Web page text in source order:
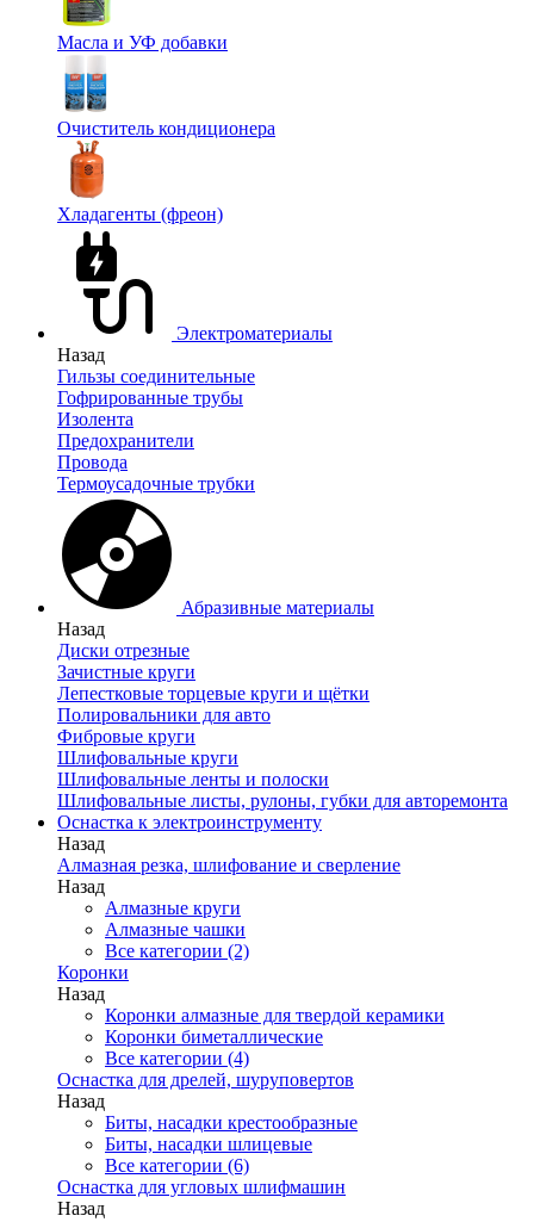
Масла и УФ добавки
Очиститель кондиционера
Хладагенты (фреон)
Электроматериалы
Назад
Гильзы соединительные
Гофрированные трубы
Изолента
Предохранители
Провода
Термоусадочные трубки
Абразивные материалы
Назад
Диски отрезные
Зачистные круги
Лепестковые торцевые круги и щётки
Полировальники для авто
Фибровые круги
Шлифовальные круги
Шлифовальные ленты и полоски
Шлифовальные листы, рулоны, губки для авторемонта
Оснастка к электроинструменту
Назад
Алмазная резка, шлифование и сверление
Назад
Алмазные круги
Алмазные чашки
Все категории (2)
Коронки
Назад
Коронки алмазные для твердой керамики
Коронки биметаллические
Все категории (4)
Оснастка для дрелей, шуруповертов
Назад
Биты, насадки крестообразные
Биты, насадки шлицевые
Все категории (6)
Оснастка для угловых шлифмашин
Назад